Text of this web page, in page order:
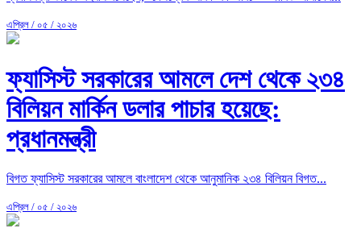
এপ্রিল / ০৫ / ২০২৬
ফ্যাসিস্ট সরকারের আমলে দেশ থেকে ২৩৪
বিলিয়ন মার্কিন ডলার পাচার হয়েছে:
প্রধানমন্ত্রী
বিগত ফ্যাসিস্ট সরকারের আমলে বাংলাদেশ থেকে আনুমানিক ২৩৪ বিলিয়ন বিগত...
এপ্রিল / ০৫ / ২০২৬